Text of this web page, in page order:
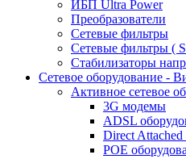
ИБП Ultra Power
Преобразователи
Сетевые фильтры
Сетевые фильтры (
Стабилизаторы
Сетевое оборудование -
Активное сетевое
3G модемы
ADSL
Direct Attached
POE